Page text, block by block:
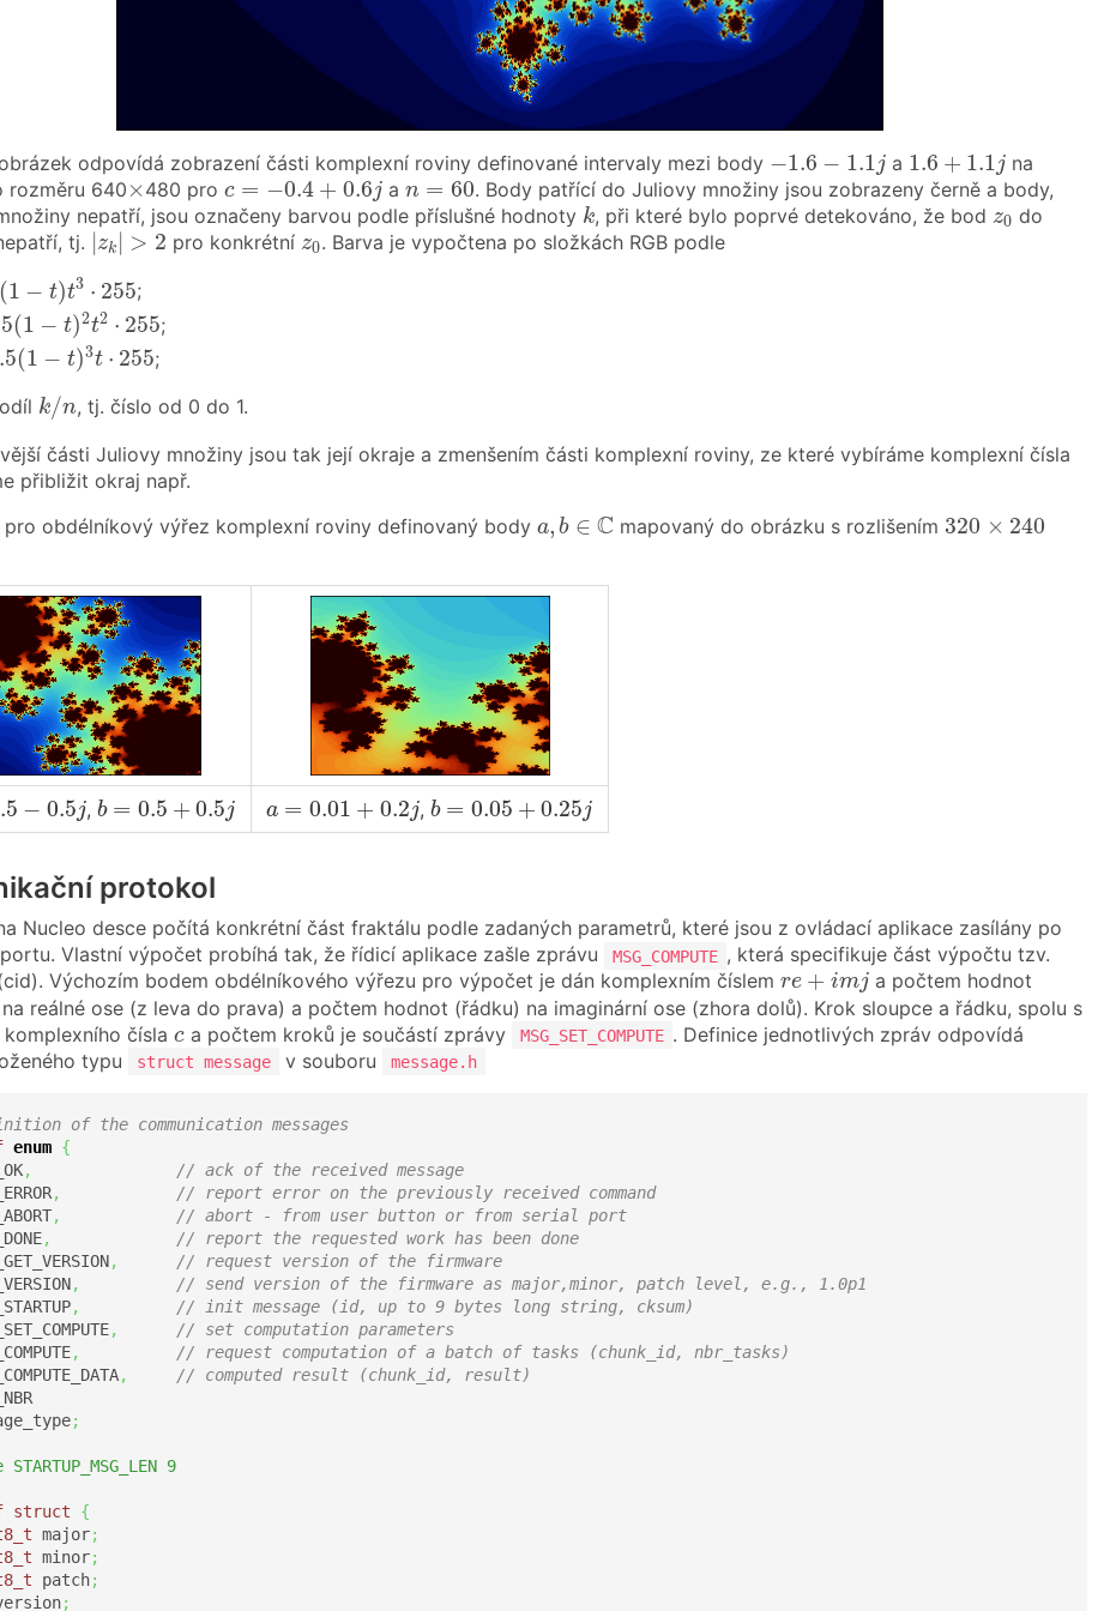
odpovídá zobrazení části komplexní roviny definované intervaly mezi body −1.6 − 1.1j
1.6− 1.1 a 1.6 + 1.1j
1.6+1.1
na
rozměru 640×
×480 pro c = −0.4 + 0.6j
c=− 0.4+0.6j a n = 60
n =60 . Body patřící do Juliovy množiny jsou zobrazeny černě a body,
nepatří, jsou označeny barvou podle příslušné hodnoty k
k, při které bylo poprvé detekováno, že bod z0
z0do
tj. |zk | > 2
|zk|> 2 pro konkrétní z0
z0. Barva je vypočtena po složkách RGB podle
(1 − t)t3 ⋅ 255
(1 t3⋅ 255 ;
(1 − t)2t2 ⋅ 255
(1 ) 2t2⋅ 255 ;
(1 − t)3t ⋅ 255
(1 )3t⋅ 255 ;
k/n
k /n , tj. číslo od 0 do 1.
části Juliovy množiny jsou tak její okraje a zmenšením části komplexní roviny, ze které vybíráme komplexní čísla
přibližit okraj např.
pro obdélníkový výřez komplexní roviny definovaný body a, b ∈ C
a b ∈ C mapovaný do obrázku s rozlišením 320 × 240
320 × 240
− 0.5j
− 0.5j , b = 0.5 + 0.5j
b 0.5+ 0.5 j a = 0.01 + 0.2j
a 0.01+ 0.2j , b = 0.05 + 0.25j
b 0.05+ 0.25j
protokol
Nucleo desce počítá konkrétní část fraktálu podle zadaných parametrů, které jsou z ovládací aplikace zasílány po
Vlastní výpočet probíhá tak, že řídicí aplikace zašle zprávu
MSG_COMPUTE , která specifikuje část výpočtu tzv.
Výchozím bodem obdélníkového výřezu pro výpočet je dán komplexním číslem re + imj
re+ mj
a počtem hodnot
reálné ose (z leva do prava) a počtem hodnot (řádku) na imaginární ose (zhora dolů). Krok sloupce a řádku, spolu s
čísla c
c a počtem kroků je součástí zprávy MSG_SET_COMPUTE . Definice jednotlivých zpráv odpovídá
typu
struct message v souboru message.h
of the communication messages
enum {
,
// ack of the received message
,
// report error on the previously received command
,
// abort - from user button or from serial port
,
// report the requested work has been done
,
// request version of the firmware
,
// send version of the firmware as major,minor, patch level, e.g., 1.0p1
,
// init message (id, up to 9 bytes long string, cksum)
,
// set computation parameters
,
// request computation of a batch of tasks (chunk_id, nbr_tasks)
,
// computed result (chunk_id, result)
;
9
struct
{
major;
minor;
patch;
;